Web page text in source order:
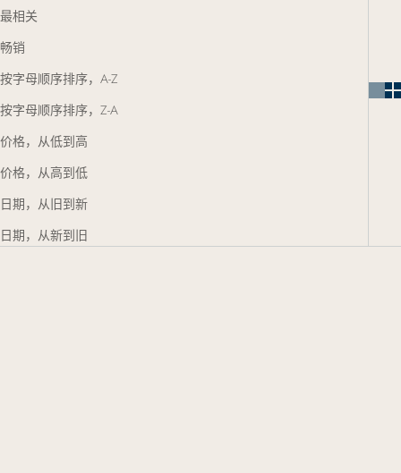
最相关
畅销
按字母顺序排序，A-Z
按字母顺序排序，Z-A
价格，从低到高
价格，从高到低
日期，从旧到新
日期，从新到旧